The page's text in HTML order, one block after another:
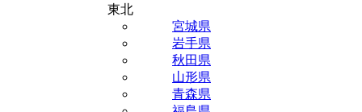
東北
宮城県
岩手県
秋田県
山形県
青森県